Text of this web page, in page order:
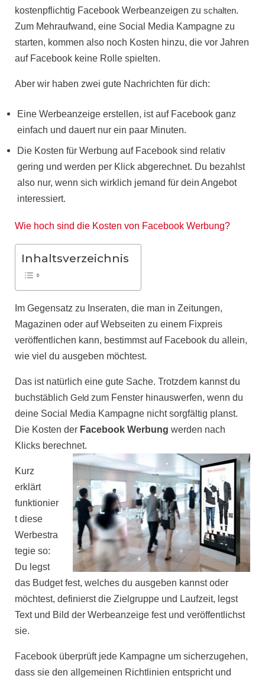
kostenpflichtig Facebook Werbeanzeigen zu schalten.
Zum Mehraufwand, eine Social Media Kampagne zu
starten, kommen also noch Kosten hinzu, die vor Jahren
auf Facebook keine Rolle spielten.
Aber wir haben zwei gute Nachrichten für dich:
Eine Werbeanzeige erstellen, ist auf Facebook ganz
einfach und dauert nur ein paar Minuten.
Die Kosten für Werbung auf Facebook sind relativ
gering und werden per Klick abgerechnet. Du bezahlst
also nur, wenn sich wirklich jemand für dein Angebot
interessiert.
Wie hoch sind die Kosten von Facebook Werbung?
Inhaltsverzeichnis
Im Gegensatz zu Inseraten, die man in Zeitungen,
Magazinen oder auf Webseiten zu einem Fixpreis
veröffentlichen kann, bestimmst auf Facebook du allein,
wie viel du ausgeben möchtest.
Das ist natürlich eine gute Sache. Trotzdem kannst du
buchstäblich Geld zum Fenster hinauswerfen, wenn du
deine Social Media Kampagne nicht sorgfältig planst.
Die Kosten der Facebook Werbung werden nach
Klicks berechnet.
Kurz
erklärt
funktionier
t diese
Werbestra
tegie so:
Du legst
das Budget fest, welches du ausgeben kannst oder
möchtest, definierst die Zielgruppe und Laufzeit, legst
Text und Bild der Werbeanzeige fest und veröffentlichst
sie.
Facebook überprüft jede Kampagne um sicherzugehen,
dass sie den allgemeinen Richtlinien entspricht und